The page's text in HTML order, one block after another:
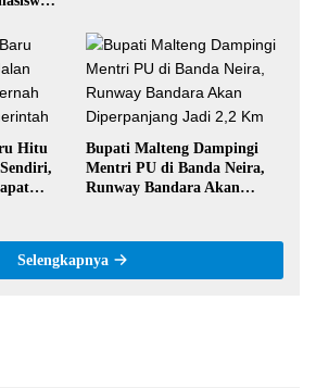
Orang Basudara
Hitu
Bupati Malteng Dampingi
Mentri PU di Banda Neira,
Runway Bandara Akan
Selengkapnya